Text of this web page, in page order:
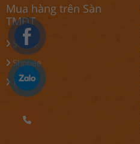
Mua hàng trên Sàn
TMĐT
Sendo
Shopee
Tiki